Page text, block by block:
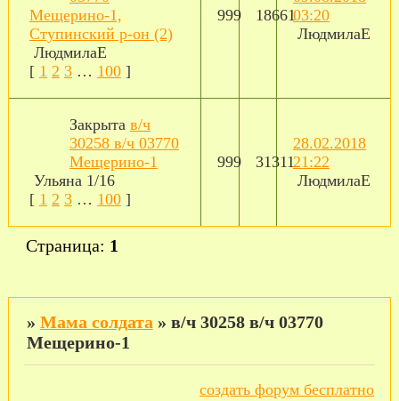
Мещерино-1,
Ступинский р-он (2)
ЛюдмилаЕ
[ 1 2 3 … 100 ]
999 1866103:20
ЛюдмилаЕ
Закрыта в/ч
30258 в/ч 03770
Мещерино-1
Ульяна 1/16
[ 1 2 3 … 100 ]
999 31311
28.02.2018
21:22
ЛюдмилаЕ
Страница: 1
» Мама солдата » в/ч 30258 в/ч 03770
Мещерино-1
создать форум бесплатно